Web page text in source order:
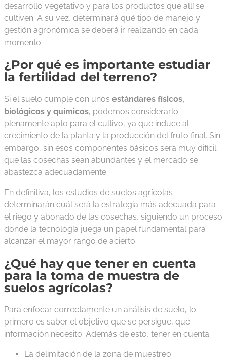
desarrollo vegetativo y para los productos que allí se
cultiven. A su vez, determinará qué tipo de manejo y
gestión agronómica se deberá ir realizando en cada
momento.
¿Por qué es importante estudiar
la fertilidad del terreno?
Si el suelo cumple con unos estándares físicos,
biológicos y químicos, podemos considerarlo
plenamente apto para el cultivo, ya que induce al
crecimiento de la planta y la producción del fruto final. Sin
embargo, sin esos componentes básicos será muy difícil
que las cosechas sean abundantes y el mercado se
abastezca adecuadamente.
En definitiva, los estudios de suelos agrícolas
determinarán cuál será la estrategia más adecuada para
el riego y abonado de las cosechas, siguiendo un proceso
donde la tecnología juega un papel fundamental para
alcanzar el mayor rango de acierto.
¿Qué hay que tener en cuenta
para la toma de muestra de
suelos agrícolas?
Para enfocar correctamente un análisis de suelo, lo
primero es saber el objetivo que se persigue, qué
información necesito. Además de esto, tener en cuenta:
La delimitación de la zona de muestreo.